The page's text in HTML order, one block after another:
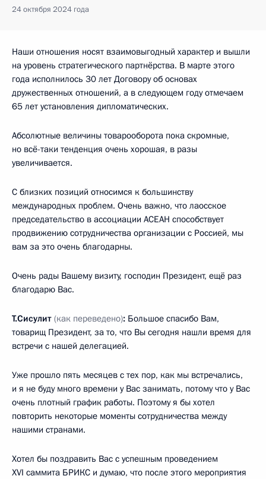
24 октября 2024 года
Наши отношения носят взаимовыгодный характер и вышли
на уровень стратегического партнёрства. В марте этого
года исполнилось 30 лет Договору об основах
дружественных отношений, а в следующем году отмечаем
65 лет установления дипломатических.
Абсолютные величины товарооборота пока скромные,
но всё-таки тенденция очень хорошая, в разы
увеличивается.
С близких позиций относимся к большинству
международных проблем. Очень важно, что лаосское
председательство в ассоциации АСЕАН способствует
продвижению сотрудничества организации с Россией, мы
вам за это очень благодарны.
Очень рады Вашему визиту, господин Президент, ещё раз
благодарю Вас.
Т.Сисулит (как переведено): Большое спасибо Вам,
товарищ Президент, за то, что Вы сегодня нашли время для
встречи с нашей делегацией.
Уже прошло пять месяцев с тех пор, как мы встречались,
и я не буду много времени у Вас занимать, потому что у Вас
очень плотный график работы. Поэтому я бы хотел
повторить некоторые моменты сотрудничества между
нашими странами.
Хотел бы поздравить Вас с успешным проведением
XVI саммита БРИКС и думаю, что после этого мероприятия